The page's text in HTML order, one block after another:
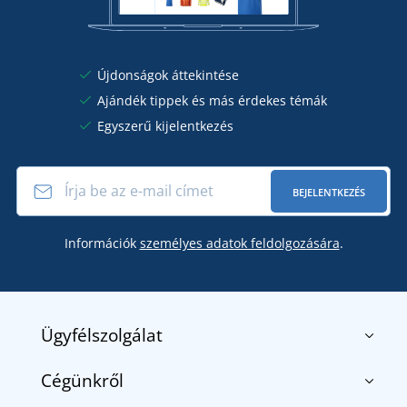
Újdonságok áttekintése
Ajándék tippek és más érdekes témák
Egyszerű kijelentkezés
BEJELENTKEZÉS
Információk személyes adatok feldolgozására.
Ügyfélszolgálat
Kapcsolat
Cégünkről